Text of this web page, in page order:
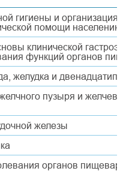
гигиены и организация
помощи населению
клинической
функций органов
желудка и
пузыря и
железы
органов